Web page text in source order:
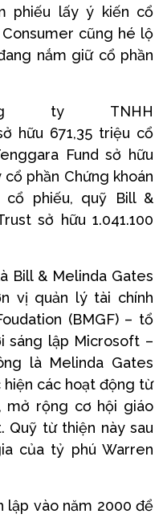
phiếu lấy ý kiến cổ
cũng hé lộ
nắm giữ cổ phần
ty TNHH
hữu 671,35 triệu cổ
Fund sở hữu
phần Chứng khoán
cổ phiếu, quỹ Bill &
sở hữu 1.041.100
Bill & Melinda Gates
vị quản lý tài chính
(BMGF) – tổ
sáng lập Microsoft –
là Melinda Gates
các hoạt động từ
mở rộng cơ hội giáo
Quỹ từ thiện này sau
của tỷ phú Warren
lập vào năm 2000 để